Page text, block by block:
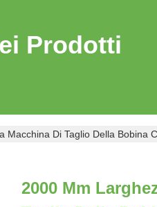
Prodotti
Di Taglio Della Bobina
2000 Mm